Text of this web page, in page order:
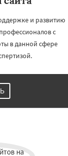
Шатура
и развитию
с
в данной сфере